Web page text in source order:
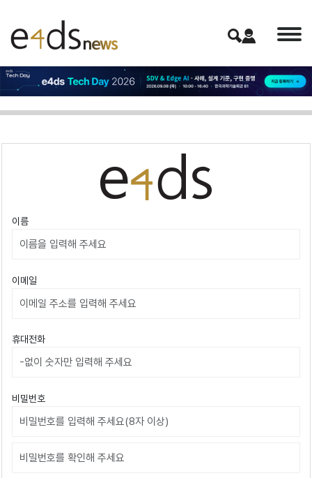
이름
이메일
휴대전화
비밀번호
비밀번호확인